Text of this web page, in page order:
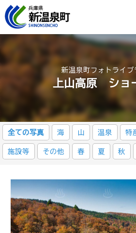
新温泉町フォトライブ
上山高原 ショ
全ての写真 海 山 温泉 特
施設等 その他 春 夏 秋